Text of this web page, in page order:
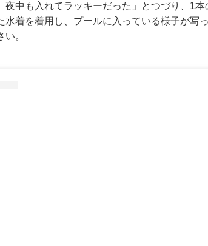
夜中も入れてラッキーだった」とつづり、1
水着を着用し、プールに入っている様子が写
。